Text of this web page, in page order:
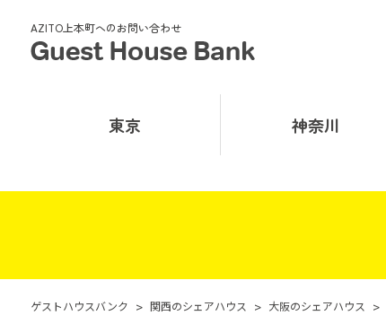
AZITO上本町へのお問い合わせ
東京 神奈川
ゲストハウスバンク > 関西のシェアハウス > 大阪のシェアハウス >